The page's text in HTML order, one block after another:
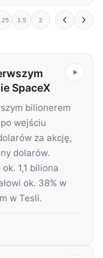
1.5 2
SpaceX
bilionerem
wejściu
za akcję,
dolarów.
1,1 biliona
ok. 38% w
w Tesli.